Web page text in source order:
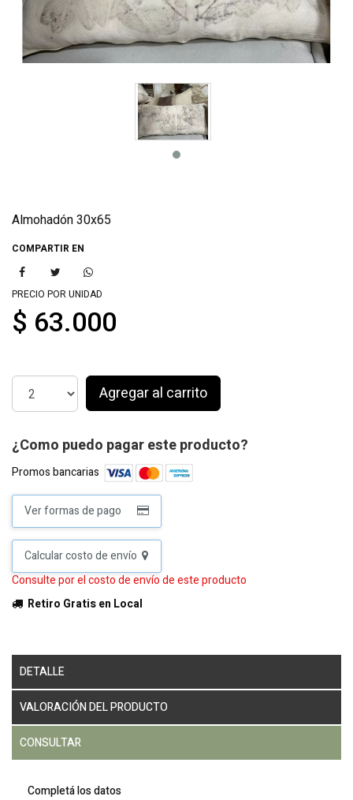
Almohadón 30x65
COMPARTIR EN
PRECIO POR UNIDAD
$ 63.000
Agregar al carrito
¿Como puedo pagar este producto?
Promos bancarias
Ver formas de pago
Calcular costo de envío
Consulte por el costo de envío de este producto
Retiro Gratis en Local
DETALLE
VALORACIÓN DEL PRODUCTO
CONSULTAR
Completá los datos